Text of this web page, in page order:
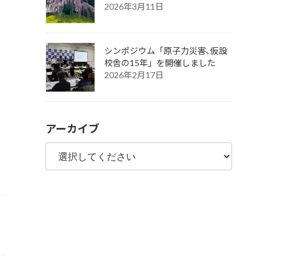
2026年3月11日
シンポジウム「原子力災害､仮設
校舎の15年」を開催しました
2026年2月17日
アーカイブ